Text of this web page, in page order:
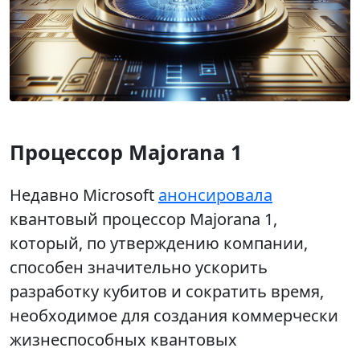
Процессор Majorana 1
Недавно Microsoft анонсировала
квантовый процессор Majorana 1,
который, по утверждению компании,
способен значительно ускорить
разработку кубитов и сократить время,
необходимое для создания коммерчески
жизнеспособных квантовых